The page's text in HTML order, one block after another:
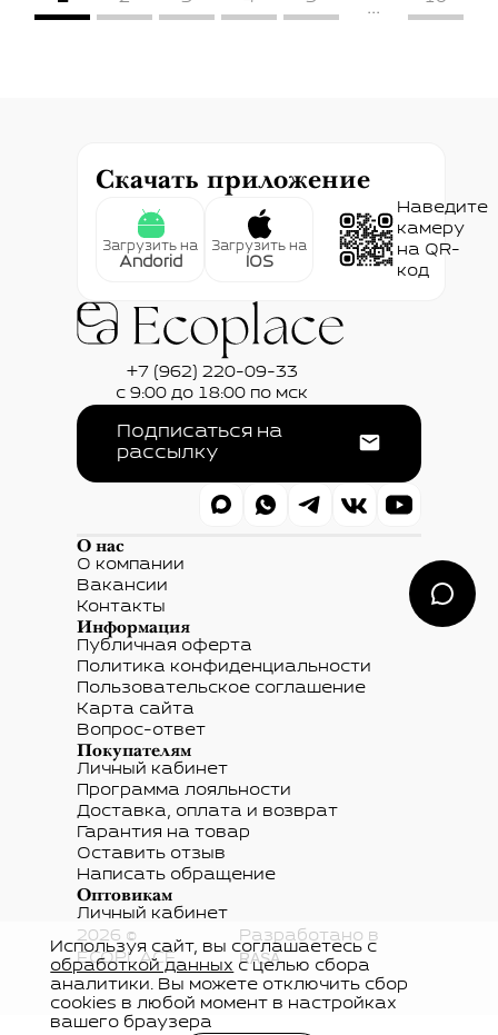
...
Скачать приложение
Загрузить на
Andorid
Загрузить на
IOS
Наведите
камеру
на QR-
код
+7 (962) 220-09-33
с 9:00 до 18:00 по мск
Подписаться на
рассылку
О нас
О компании
Вакансии
Контакты
Информация
Публичная оферта
Политика конфиденциальности
Пользовательское соглашение
Карта сайта
Вопрос-ответ
Покупателям
Личный кабинет
Программа лояльности
Доставка, оплата и возврат
Гарантия на товар
Оставить отзыв
Написать обращение
Оптовикам
Личный кабинет
2026 ©
ECOPLACE
Разработано в
RASA
Используя сайт, вы соглашаетесь с
обработкой данных с целью сбора
аналитики. Вы можете отключить сбор
cookies в любой момент в настройках
вашего браузера